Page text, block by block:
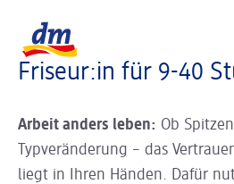
Friseur:in für 9-40
Arbeit anders leben: Ob
Typveränderung – das
liegt in Ihren Händen. Dafür